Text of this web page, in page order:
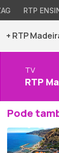
RTP
+ RTP
TV
RTP
Pode